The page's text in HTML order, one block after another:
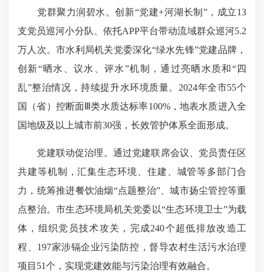
党群聚力润碧水。创新“党建+河湖长制”，成立13
支党员巡河小分队、依托APP平台带动流域群众巡河5.2
万人次。市水利局机关党委深化“绿水先锋”党建品牌，
创新“晒水、议水、评水”机制，通过亮晒水质和“四
乱”整治情况，持续提升水环境质量。2024年全市55个
国（省）控断面Ⅲ类水质达标率100%，地表水质进入全
国地级及以上城市前30强，长效管护体系全面形成。
党建联动促治理。通过党建联席会议、党员责任区
共建等机制，汇集生态环境、住建、城管等多部门合
力，统筹推进餐饮油烟“点题整治”、城市扬尘管控等重
点整治。市生态环境局机关党委以“生态环境卫士”为载
体，组织党员技术攻关，完成240个超低排放改造工
程、197家涉镉企业污染防控，督导农村生活污水治理
项目51个，实现党建效能与污染治理有效融合。